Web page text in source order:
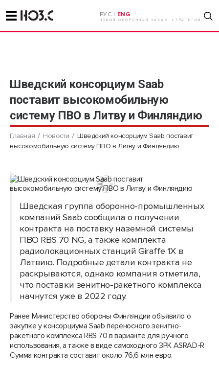
РУС | ENG
НОВЫЙ ОБОРОННЫЙ ЗАКАЗ. СТРАТЕГИИ
Шведский консорциум Saab
поставит высокомобильную
систему ПВО в Литву и Финляндию
Главная Новости
Шведский консорциум Saab поставит
высокомобильную систему ПВО в Литву и Финляндию
Шведская группа оборонно-промышленных
компаний Saab сообщила о получении
контракта на поставку наземной системы
ПВО RBS 70 NG, а также комплекта
радиолокационных станций Giraffe 1X в
Латвию. Подробные детали контракта не
раскрываются, однако компания отметила,
что поставки зенитно-ракетного комплекса
начнутся уже в 2022 году.
Ранее Министерство обороны Финляндии объявило о
закупке у консорциума Saab переносного зенитно-
ракетного комплекса RBS 70 в варианте для ручного
использования, а также в виде самоходного ЗРК ASRAD-R.
Сумма контракта составит около 76,6 млн евро.